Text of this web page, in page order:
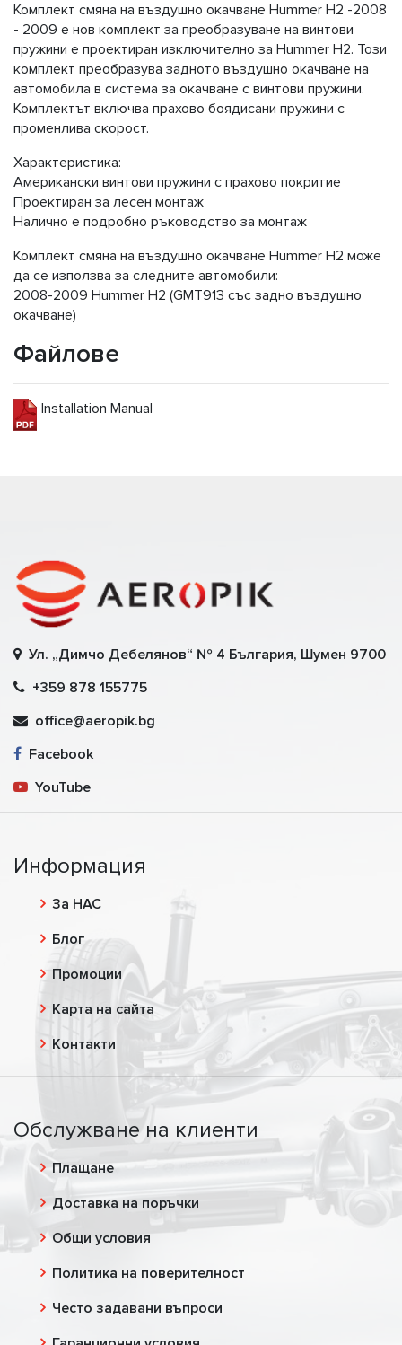
Комплект смяна на въздушно окачване Hummer H2 -2008
- 2009 e нов комплект за преобразуване на винтови
пружини е проектиран изключително за Hummer H2. Този
комплект преобразува задното въздушно окачване на
автомобила в система за окачване с винтови пружини.
Комплектът включва прахово боядисани пружини с
променлива скорост.
Характеристика:
Американски винтови пружини с прахово покритие
Проектиран за лесен монтаж
Налично е подробно ръководство за монтаж
Комплект смяна на въздушно окачване Hummer H2 може
да се използва за следните автомобили:
2008-2009 Hummer H2 (GMT913 със задно въздушно
окачване)
Файлове
Installation Manual
Ул. „Димчо Дебелянов“ № 4 България, Шумен 9700
+359 878 155775
office@aeropik.bg
Facebook
YouTube
Информация
За НАС
Блог
Промоции
Карта на сайта
Контакти
Обслужване на клиенти
Плащане
Доставка на поръчки
Общи условия
Политика на поверителност
Често задавани въпроси